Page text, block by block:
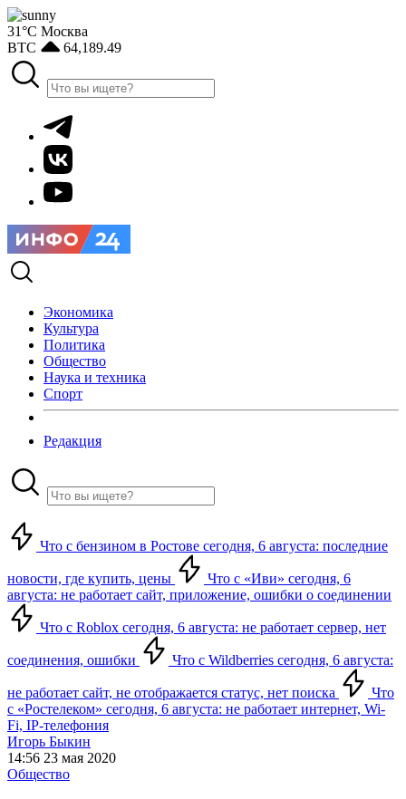
31°С Москва
BTC
64,189.49
Экономика
Культура
Политика
Общество
Наука и техника
Спорт
Редакция
Что с бензином в Ростове сегодня, 6 августа: последние
новости, где купить, цены
Что с «Иви» сегодня, 6
августа: не работает сайт, приложение, ошибки о соединении
Что с Roblox сегодня, 6 августа: не работает сервер, нет
соединения, ошибки Что с Wildberries сегодня, 6 августа:
не работает сайт, не отображается статус, нет поиска
Что
с «Ростелеком» сегодня, 6 августа: не работает интернет, Wi-
Fi, IP-телефония
Игорь Быкин
14:56 23 мая 2020
Общество